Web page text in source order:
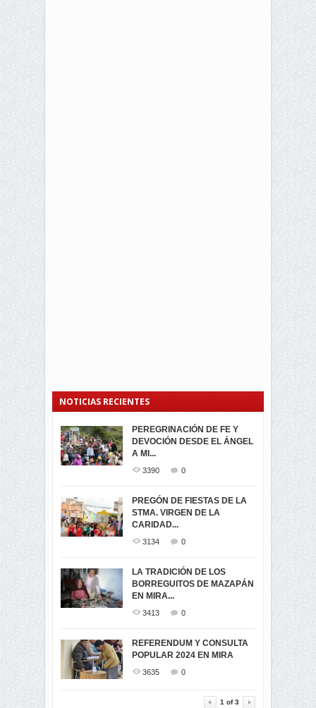
NOTICIAS RECIENTES
PEREGRINACIÓN DE FE Y
DEVOCIÓN DESDE EL ÁNGEL
A MI...
3390 0
PREGÓN DE FIESTAS DE LA
STMA. VIRGEN DE LA
CARIDAD...
3134 0
LA TRADICIÓN DE LOS
BORREGUITOS DE MAZAPÁN
EN MIRA...
3413 0
REFERENDUM Y CONSULTA
POPULAR 2024 EN MIRA
3635 0
PROCESIÓN DE LA VIRGEN
DE LA CARIDAD 2024
3061
-ENCENDIDO DEL ARBOL DE
...
MIRA
3439
TRIUNFO DE...
SEGUNDA VUELTA
ELECCIONES
PRESIDENCIALES 2023 EN
M...
ELECCION CRUCIAL:
SEGUNDA VUELTA
PRESIDENCIAL EL 1...
VIRTUALES ASAMBLEISTAS
POR LA PROVINCIA DEL
CARCHI...
MIRA.EC FUE
GALARDONADA
1 of3